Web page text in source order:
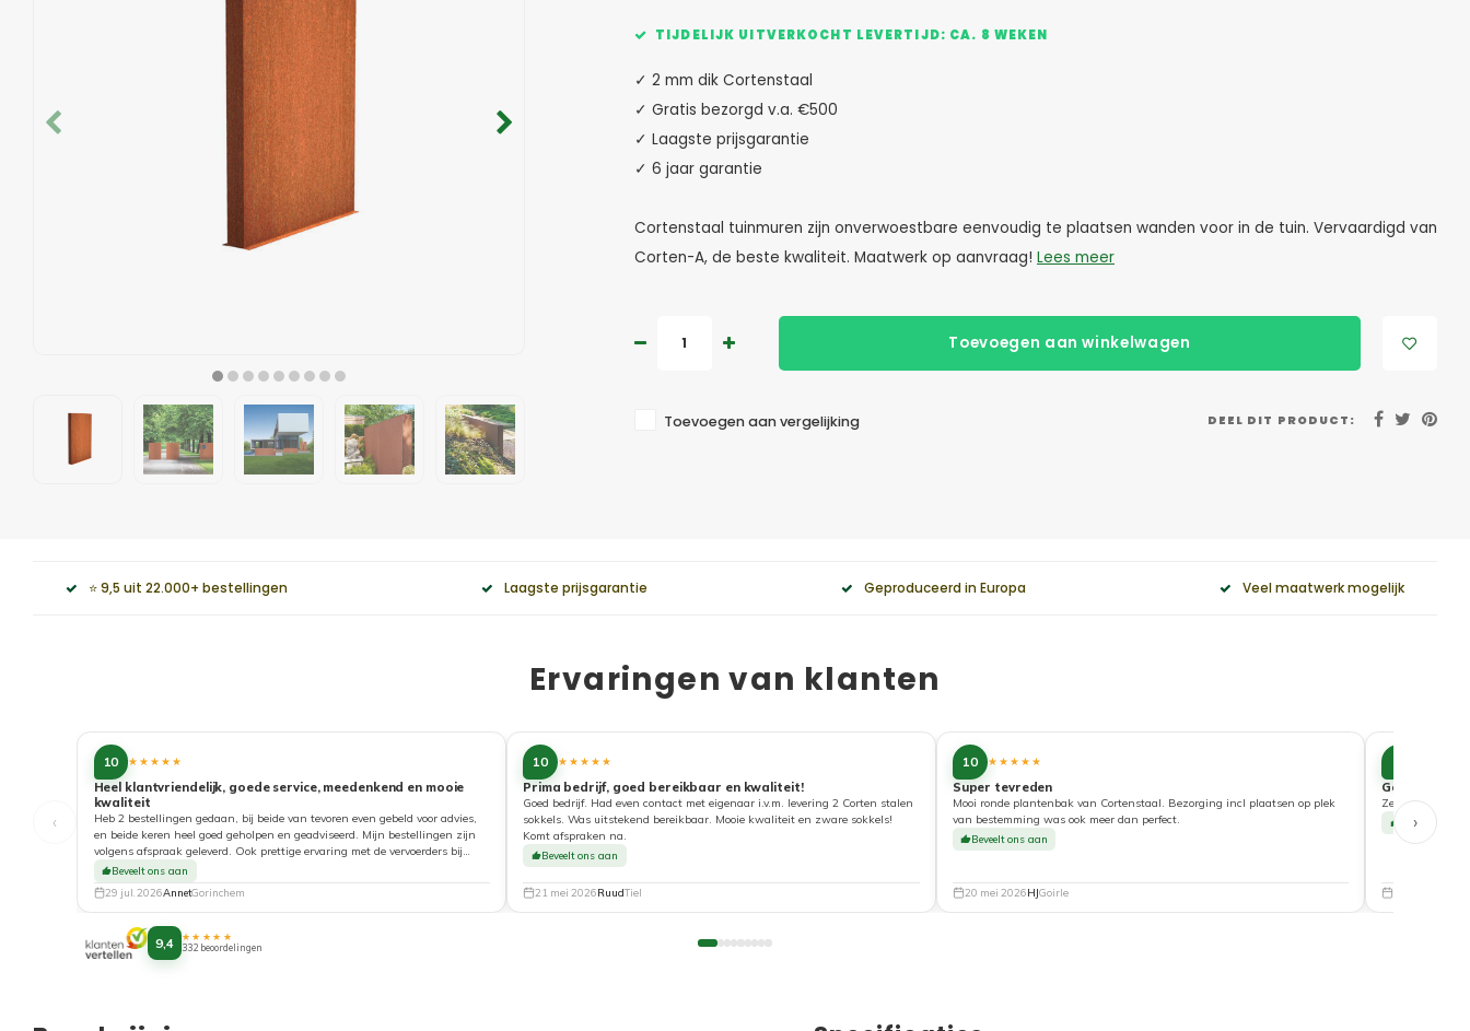
TIJDELIJK UITVERKOCHT LEVERTIJD: CA. 8 WEKEN
✓ 2 mm dik Cortenstaal
✓ Gratis bezorgd v.a. €500
✓ Laagste prijsgarantie
✓ 6 jaar garantie
Cortenstaal tuinmuren zijn onverwoestbare eenvoudig te plaatsen wanden voor in de tuin. Vervaardigd van
Corten-A, de beste kwaliteit. Maatwerk op aanvraag! Lees meer
Toevoegen aan winkelwagen
Toevoegen aan vergelijking DEEL DIT PRODUCT:
⭐ 9,5 uit 22.000+ bestellingen Laagste prijsgarantie Geproduceerd in Europa Veel maatwerk mogelijk
Ervaringen van klanten
‹
10 ★★★★★
Heel klantvriendelijk, goede service, meedenkend en mooie
kwaliteit
Heb 2 bestellingen gedaan, bij beide van tevoren even gebeld voor advies,
en beide keren heel goed geholpen en geadviseerd. Mijn bestellingen zijn
volgens afspraak geleverd. Ook prettige ervaring met de vervoerders bij
aflevering. Top!
Beveelt ons aan
29 jul. 2026AnnetGorinchem
10 ★★★★★
Prima bedrijf, goed bereikbaar en kwaliteit!
Goed bedrijf. Had even contact met eigenaar i.v.m. levering 2 Corten stalen
sokkels. Was uitstekend bereikbaar. Mooie kwaliteit en zware sokkels!
Komt afspraken na.
Beveelt ons aan
21 mei 2026RuudTiel
10 ★★★★★
Super tevreden
Mooi ronde plantenbak van Cortenstaal. Bezorging incl plaatsen op plek
van bestemming was ook meer dan perfect.
Beveelt ons aan
20 mei 2026HJGoirle
Goede
Zeer tevreden
Beveelt ons
›
9,4 ★★★★★
332 beoordelingen